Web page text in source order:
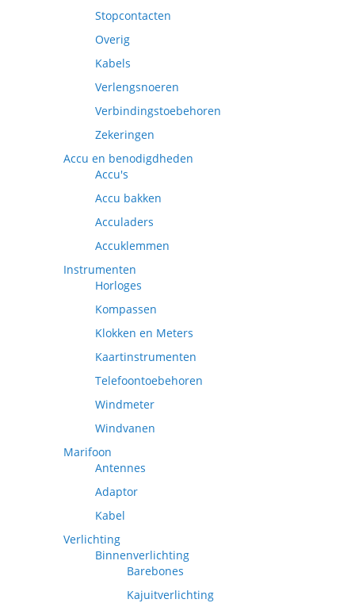
Stopcontacten
Overig
Kabels
Verlengsnoeren
Verbindingstoebehoren
Zekeringen
Accu en benodigdheden
Accu's
Accu bakken
Acculaders
Accuklemmen
Instrumenten
Horloges
Kompassen
Klokken en Meters
Kaartinstrumenten
Telefoontoebehoren
Windmeter
Windvanen
Marifoon
Antennes
Adaptor
Kabel
Verlichting
Binnenverlichting
Barebones
Kajuitverlichting